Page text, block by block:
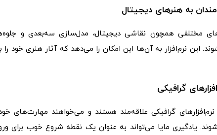
به هنرهای دیجیتال
مختلفی همچون نقاشی دیجیتال، مدل‌سازی سه‌بعدی و
این نرم‌افزار به آن‌ها این امکان را می‌دهد که آثار هنری خود
گرافیکی
گرافیکی علاقه‌مند هستند و می‌خواهند مهارت‌های
شوند. یادگیری مایا می‌تواند به عنوان یک نقطه شروع خوب برای